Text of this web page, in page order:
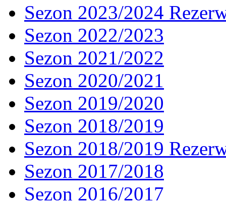
Sezon 2023/2024
Sezon 2022/2023
Sezon 2021/2022
Sezon 2020/2021
Sezon 2019/2020
Sezon 2018/2019
Sezon 2018/2019
Sezon 2017/2018
Sezon 2016/2017